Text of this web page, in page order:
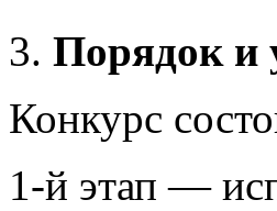
Порядок и
Конкурс
1-й этап —